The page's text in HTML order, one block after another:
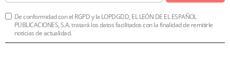
De conformidad con el RGPD y la LOPDGDD, EL LEÓN DE EL ESPAÑOL
PUBLICACIONES, S.A. tratará los datos facilitados con la finalidad de remitirle
noticias de actualidad.